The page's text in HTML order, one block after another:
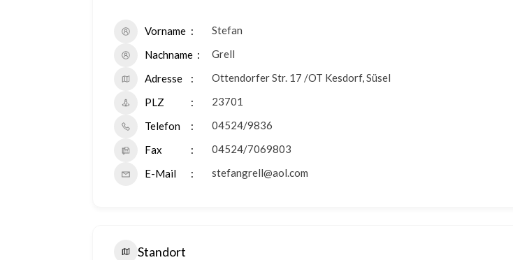
Vorname
Stefan
Nachname
Grell
Adresse
Ottendorfer Str. 17 /OT Kesdorf, Süsel
PLZ
23701
Telefon
04524/9836
Fax
04524/7069803
E-Mail
stefangrell@aol.com
Standort